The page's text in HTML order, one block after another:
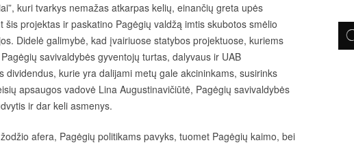
kuri tvarkys nemažas atkarpas kelių, einančių greta upės
šis projektas ir paskatino Pagėgių valdžą imtis skubotos smėlio
Didelė galimybė, kad įvairiuose statybos projektuose, kuriems
savivaldybės gyventojų turtas, dalyvaus ir UAB
dividendus, kurie yra dalijami metų gale akcininkams, susirinks
apsaugos vadovė Lina Augustinavičiūtė, Pagėgių savivaldybės
ir dar keli asmenys.
afera, Pagėgių politikams pavyks, tuomet Pagėgių kaimo, bei